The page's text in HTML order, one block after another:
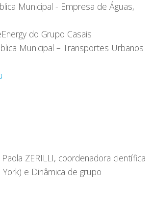
Municipal - Empresa de Águas,
do Grupo Casais
Municipal – Transportes Urbanos
ZERILLI, coordenadora científica
e Dinâmica de grupo